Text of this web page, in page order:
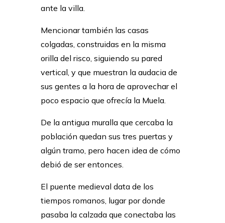
ante la villa.
Mencionar también las casas
colgadas, construidas en la misma
orilla del risco, siguiendo su pared
vertical, y que muestran la audacia de
sus gentes a la hora de aprovechar el
poco espacio que ofrecía la Muela.
De la antigua muralla que cercaba la
población quedan sus tres puertas y
algún tramo, pero hacen idea de cómo
debió de ser entonces.
El puente medieval data de los
tiempos romanos, lugar por donde
pasaba la calzada que conectaba las